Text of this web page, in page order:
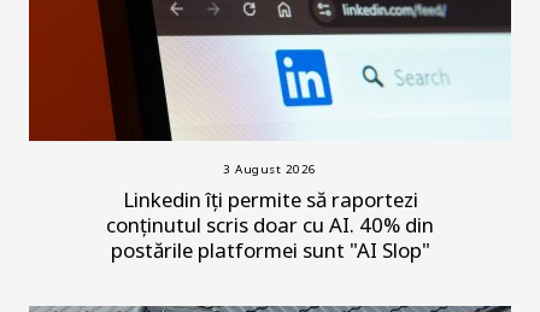
3 August 2026
Linkedin îți permite să raportezi
conținutul scris doar cu AI. 40% din
postările platformei sunt "AI Slop"